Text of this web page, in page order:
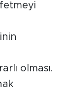
olması.